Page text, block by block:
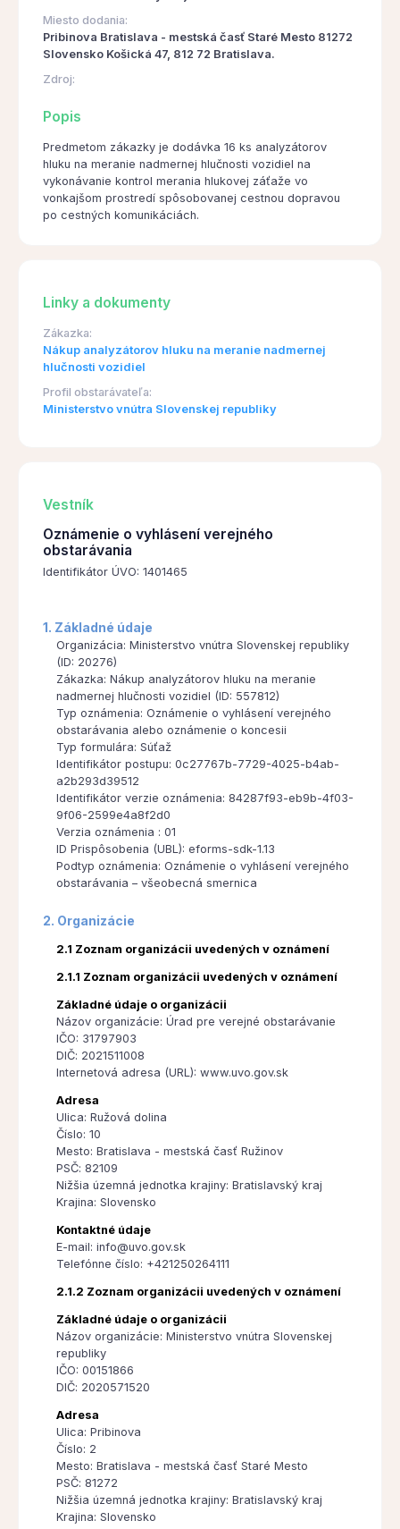
Miesto dodania:
Pribinova Bratislava - mestská časť Staré Mesto 81272
Slovensko Košická 47, 812 72 Bratislava.
Zdroj:
Popis
Predmetom zákazky je dodávka 16 ks analyzátorov
hluku na meranie nadmernej hlučnosti vozidiel na
vykonávanie kontrol merania hlukovej záťaže vo
vonkajšom prostredí spôsobovanej cestnou dopravou
po cestných komunikáciách.
Linky a dokumenty
Zákazka:
Nákup analyzátorov hluku na meranie nadmernej
hlučnosti vozidiel
Profil obstarávateľa:
Ministerstvo vnútra Slovenskej republiky
Vestník
Oznámenie o vyhlásení verejného
obstarávania
Identifikátor ÚVO: 1401465
1. Základné údaje
Organizácia: Ministerstvo vnútra Slovenskej republiky
(ID: 20276)
Zákazka: Nákup analyzátorov hluku na meranie
nadmernej hlučnosti vozidiel (ID: 557812)
Typ oznámenia: Oznámenie o vyhlásení verejného
obstarávania alebo oznámenie o koncesii
Typ formulára: Súťaž
Identifikátor postupu: 0c27767b-7729-4025-b4ab-
a2b293d39512
Identifikátor verzie oznámenia: 84287f93-eb9b-4f03-
9f06-2599e4a8f2d0
Verzia oznámenia : 01
ID Prispôsobenia (UBL): eforms-sdk-1.13
Podtyp oznámenia: Oznámenie o vyhlásení verejného
obstarávania – všeobecná smernica
2. Organizácie
2.1 Zoznam organizácii uvedených v oznámení
2.1.1 Zoznam organizácii uvedených v oznámení
Základné údaje o organizácii
Názov organizácie: Úrad pre verejné obstarávanie
IČO: 31797903
DIČ: 2021511008
Internetová adresa (URL): www.uvo.gov.sk
Adresa
Ulica: Ružová dolina
Číslo: 10
Mesto: Bratislava - mestská časť Ružinov
PSČ: 82109
Nižšia územná jednotka krajiny: Bratislavský kraj
Krajina: Slovensko
Kontaktné údaje
E-mail: info@uvo.gov.sk
Telefónne číslo: +421250264111
2.1.2 Zoznam organizácii uvedených v oznámení
Základné údaje o organizácii
Názov organizácie: Ministerstvo vnútra Slovenskej
republiky
IČO: 00151866
DIČ: 2020571520
Adresa
Ulica: Pribinova
Číslo: 2
Mesto: Bratislava - mestská časť Staré Mesto
PSČ: 81272
Nižšia územná jednotka krajiny: Bratislavský kraj
Krajina: Slovensko